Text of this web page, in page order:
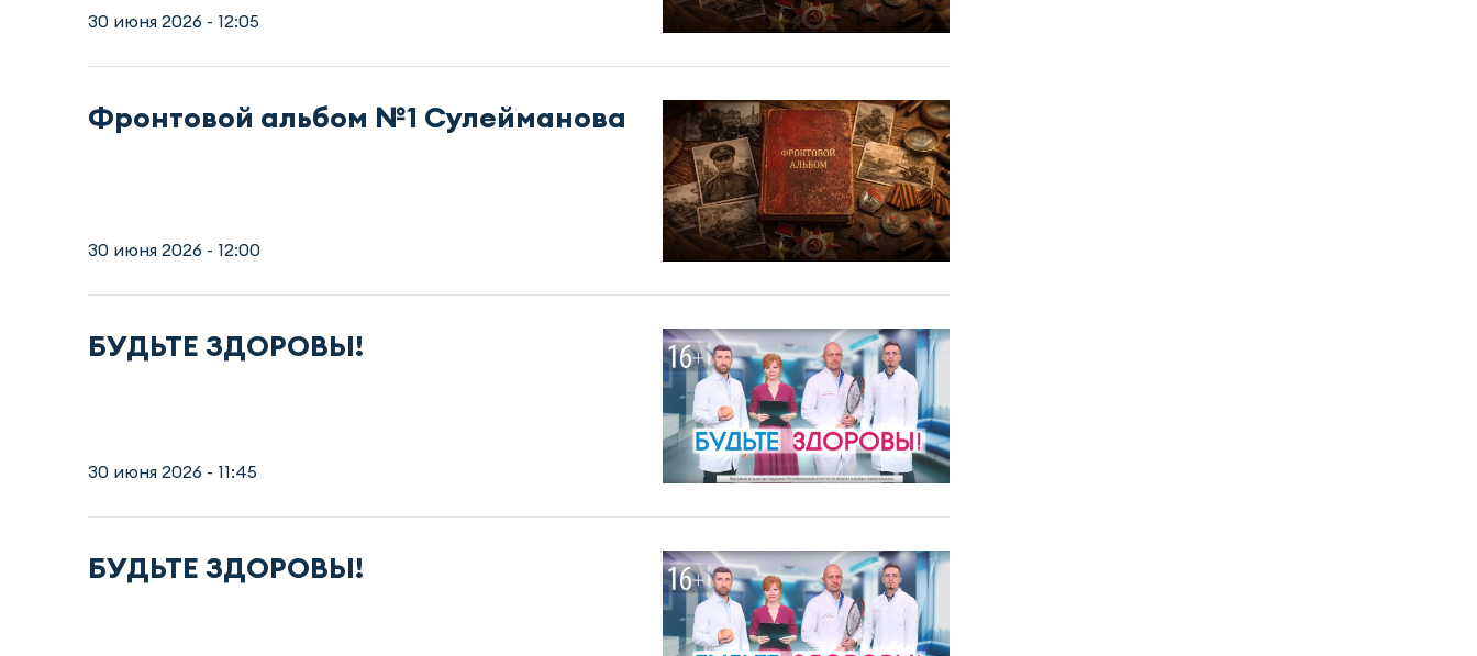
30 июня 2026 - 12:05
Фронтовой альбом №1 Сулейманова
30 июня 2026 - 12:00
БУДЬТЕ ЗДОРОВЫ!
30 июня 2026 - 11:45
БУДЬТЕ ЗДОРОВЫ!